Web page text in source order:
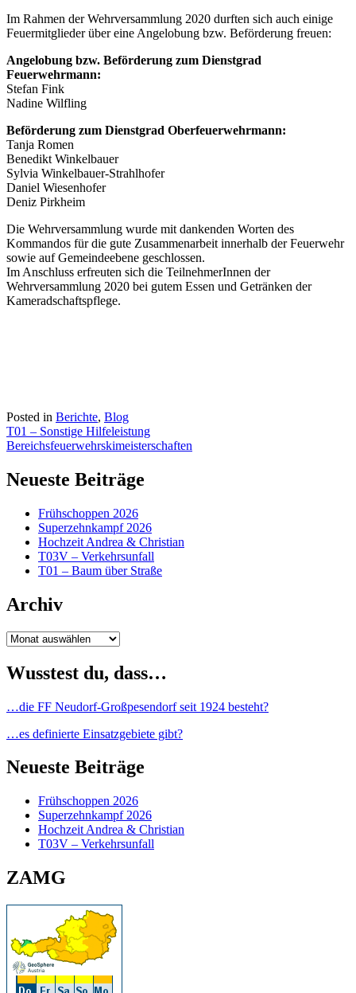
Im Rahmen der Wehrversammlung 2020 durften sich auch einige
Feuermitglieder über eine Angelobung bzw. Beförderung freuen:
Angelobung bzw. Beförderung zum Dienstgrad
Feuerwehrmann:
Stefan Fink
Nadine Wilfling
Beförderung zum Dienstgrad Oberfeuerwehrmann:
Tanja Romen
Benedikt Winkelbauer
Sylvia Winkelbauer-Strahlhofer
Daniel Wiesenhofer
Deniz Pirkheim
Die Wehrversammlung wurde mit dankenden Worten des
Kommandos für die gute Zusammenarbeit innerhalb der Feuerwehr
sowie auf Gemeindeebene geschlossen.
Im Anschluss erfreuten sich die TeilnehmerInnen der
Wehrversammlung 2020 bei gutem Essen und Getränken der
Kameradschaftspflege.
Posted in Berichte, Blog
Beitragsnavigation
T01 – Sonstige Hilfeleistung
Bereichsfeuerwehrskimeisterschaften
Neueste Beiträge
Frühschoppen 2026
Superzehnkampf 2026
Hochzeit Andrea & Christian
T03V – Verkehrsunfall
T01 – Baum über Straße
Archiv
Archiv
Wusstest du, dass…
…die FF Neudorf-Großpesendorf seit 1924 besteht?
…es definierte Einsatzgebiete gibt?
Neueste Beiträge
Frühschoppen 2026
Superzehnkampf 2026
Hochzeit Andrea & Christian
T03V – Verkehrsunfall
ZAMG